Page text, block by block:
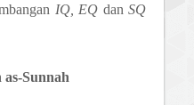
IQ, EQ danSQ
Sunnah